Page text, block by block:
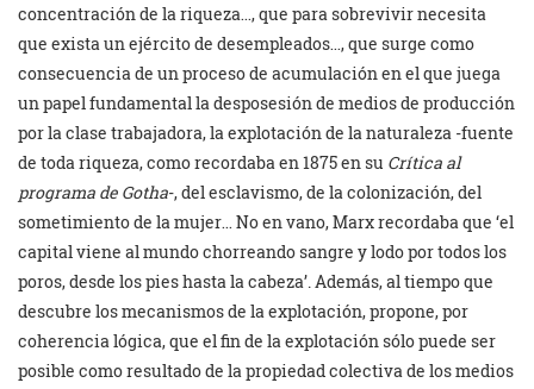
concentración de la riqueza…, que para sobrevivir necesita
que exista un ejército de desempleados…, que surge como
consecuencia de un proceso de acumulación en el que juega
un papel fundamental la desposesión de medios de producción
por la clase trabajadora, la explotación de la naturaleza -fuente
de toda riqueza, como recordaba en 1875 en su Crítica al
programa de Gotha-, del esclavismo, de la colonización, del
sometimiento de la mujer… No en vano, Marx recordaba que ‘el
capital viene al mundo chorreando sangre y lodo por todos los
poros, desde los pies hasta la cabeza’. Además, al tiempo que
descubre los mecanismos de la explotación, propone, por
coherencia lógica, que el fin de la explotación sólo puede ser
posible como resultado de la propiedad colectiva de los medios